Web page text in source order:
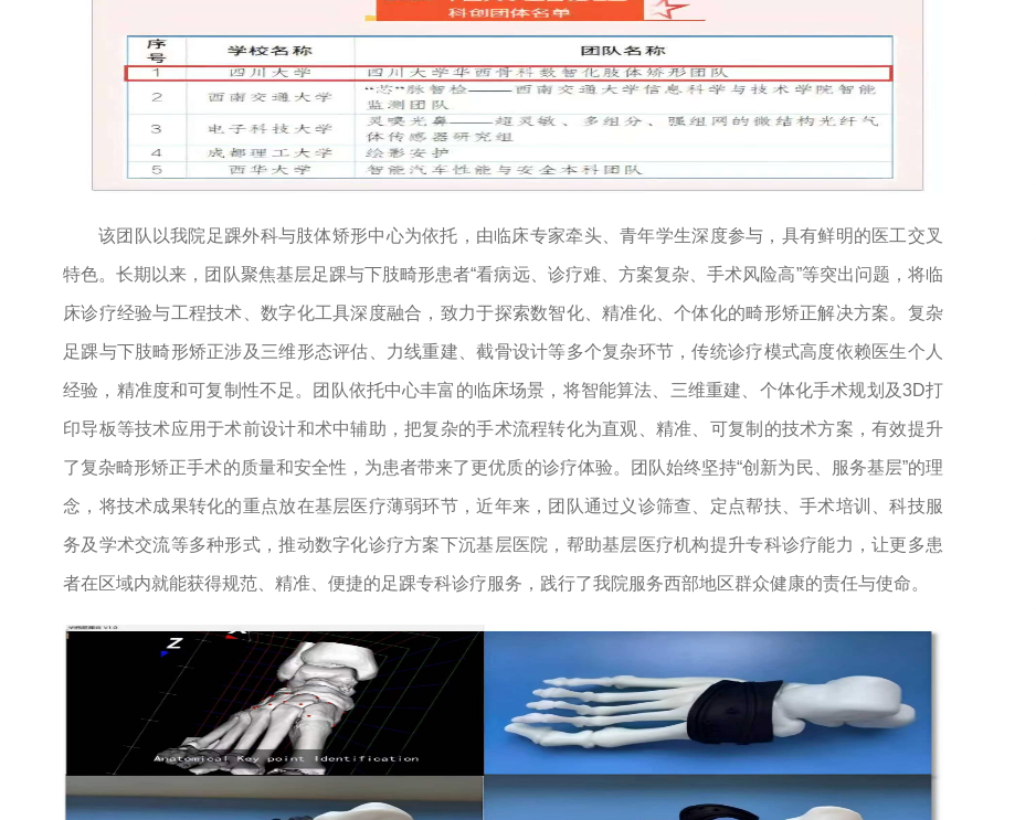
该团队以我院足踝外科与肢体矫形中心为依托，由临床专家牵头、青年学生深度参与，具有鲜明的医工交叉
特色。长期以来，团队聚焦基层足踝与下肢畸形患者“看病远、诊疗难、方案复杂、手术风险高”等突出问题，将临
床诊疗经验与工程技术、数字化工具深度融合，致力于探索数智化、精准化、个体化的畸形矫正解决方案。 复杂
足踝与下肢畸形矫正涉及三维形态评估、力线重建、截骨设计等多个复杂环节，传统诊疗模式高度依赖医生个人
经验，精准度和可复制性不足。团队依托中心丰富的临床场景，将智能算法、三维重建、个体化手术规划及3D打
印导板等技术应用于术前设计和术中辅助，把复杂的手术流程转化为直观、精准、可复制的技术方案，有效提升
了复杂畸形矫正手术的质量和安全性，为患者带来了更优质的诊疗体验。团队始终坚持“创新为民、服务基层”的理
念，将技术成果转化的重点放在基层医疗薄弱环节，近年来，团队通过义诊筛查、定点帮扶、手术培训、科技服
务及学术交流等多种形式，推动数字化诊疗方案下沉基层医院，帮助基层医疗机构提升专科诊疗能力，让更多患
者在区域内就能获得规范、精准、便捷的足踝专科诊疗服务，践行了我院服务西部地区群众健康的责任与使命。